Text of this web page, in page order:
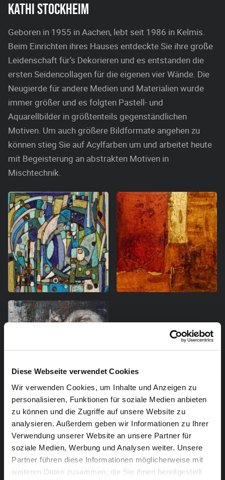
Diese Webseite verwendet Cookies
Wir verwenden Cookies, um Inhalte und Anzeigen zu
personalisieren, Funktionen für soziale Medien anbieten
zu können und die Zugriffe auf unsere Website zu
analysieren. Außerdem geben wir Informationen zu Ihrer
Verwendung unserer Website an unsere Partner für
soziale Medien, Werbung und Analysen weiter. Unsere
Partner führen diese Informationen möglicherweise mit
weiteren Daten zusammen, die Sie ihnen bereitgestellt
KATHI STOCKHEIM
Geboren in 1955 in Aachen, lebt seit 1986 in Kelmis.
Beim Einrichten ihres Hauses entdeckte Sie ihre große
Leidenschaft für’s Dekorieren und es entstanden die
ersten Seidencollagen für die eigenen vier Wände. Die
Neugierde für andere Medien und Materialien wurde
immer größer und es folgten Pastell- und
Aquarellbilder in größtenteils gegenständlichen
Motiven. Um auch größere Bildformate angehen zu
können stieg Sie auf Acylfarben um und arbeitet heute
mit Begeisterung an abstrakten Motiven in
Mischtechnik.
MARY PESCH
Geboren in 1960 in Moresnet. Lebt und arbeitet seit
über 35 Jahren in Eupen. Absolvierte zuerst ein
Studium als Werbegrafikerin in Verviers, erlangte